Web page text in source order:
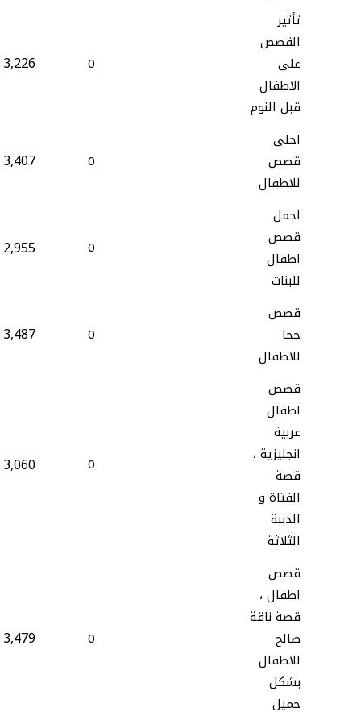
تأثير
القصص
على
الاطفال
قبل النوم
0
3,226
احلى
قصص
للاطفال
0
3,407
اجمل
قصص
اطفال
للبنات
0
2,955
قصص
جحا
للاطفال
0
3,487
قصص
اطفال
عربية
انجليزية ،
قصة
الفتاة و
الدببة
الثلاثة
0
3,060
قصص
اطفال ،
قصة ناقة
صالح
للاطفال
بشكل
جميل
0
3,479